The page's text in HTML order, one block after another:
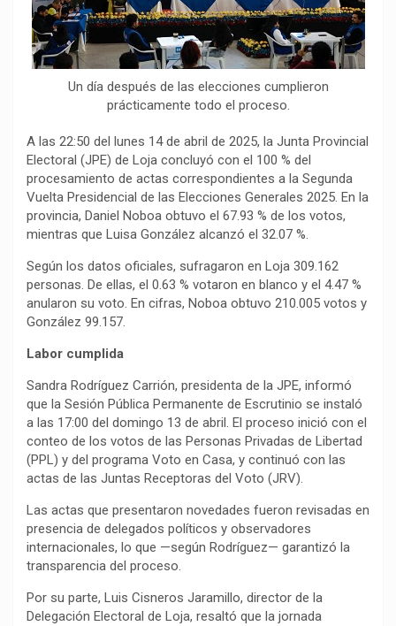
o
k
p
p
a
m
n
k
t
i
r
Un día después de las elecciones cumplieron
prácticamente todo el proceso.
A las 22:50 del lunes 14 de abril de 2025, la Junta Provincial
Electoral (JPE) de Loja concluyó con el 100 % del
procesamiento de actas correspondientes a la Segunda
Vuelta Presidencial de las Elecciones Generales 2025. En la
provincia, Daniel Noboa obtuvo el 67.93 % de los votos,
mientras que Luisa González alcanzó el 32.07 %.
Según los datos oficiales, sufragaron en Loja 309.162
personas. De ellas, el 0.63 % votaron en blanco y el 4.47 %
anularon su voto. En cifras, Noboa obtuvo 210.005 votos y
González 99.157.
Labor cumplida
Sandra Rodríguez Carrión, presidenta de la JPE, informó
que la Sesión Pública Permanente de Escrutinio se instaló
a las 17:00 del domingo 13 de abril. El proceso inició con el
conteo de los votos de las Personas Privadas de Libertad
(PPL) y del programa Voto en Casa, y continuó con las
actas de las Juntas Receptoras del Voto (JRV).
Las actas que presentaron novedades fueron revisadas en
presencia de delegados políticos y observadores
internacionales, lo que —según Rodríguez— garantizó la
transparencia del proceso.
Por su parte, Luis Cisneros Jaramillo, director de la
Delegación Electoral de Loja, resaltó que la jornada